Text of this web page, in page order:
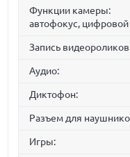
Функции камеры:
автофокус, цифровой
Запись
Аудио:
Диктофон:
Разъем для
Игры: